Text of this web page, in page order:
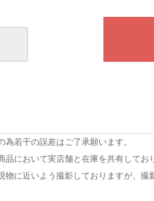
為若干の誤差はご了承願います。
品において実店舗と在庫を共有して
物に近いよう撮影しておりますが、